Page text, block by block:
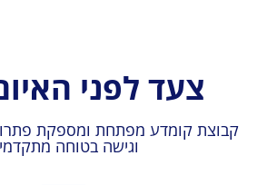
צעד לפני
קבוצת קומדע מפתחת ומספקת
וגישה בטוחה